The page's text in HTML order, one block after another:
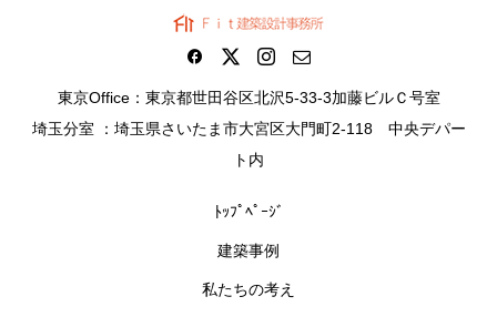
東京Office：東京都世田谷区北沢5-33-3加藤ビルＣ号室
埼玉分室 ：埼玉県さいたま市大宮区大門町2-118 中央デパー
ト内
ﾄｯﾌﾟﾍﾟｰｼﾞ
建築事例
私たちの考え